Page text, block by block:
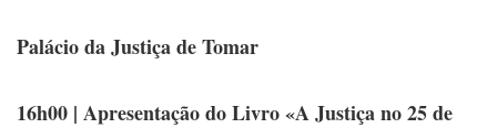
Palácio da Justiça de Tomar
16h00 | Apresentação do Livro «A Justiça no 25 de